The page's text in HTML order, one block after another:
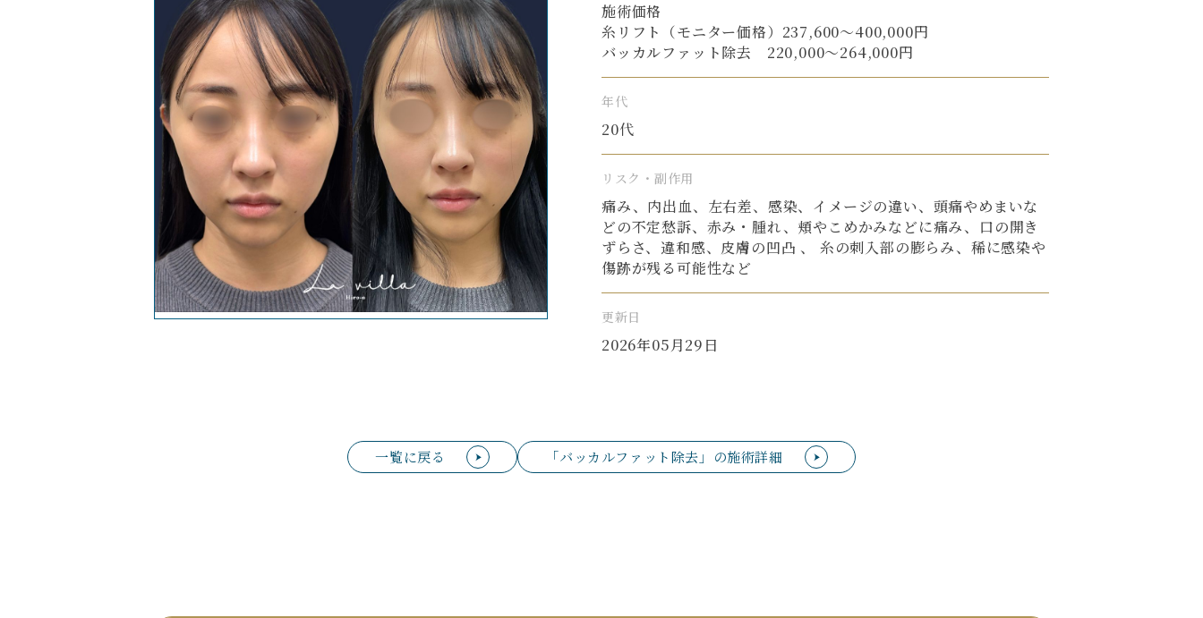
施術価格
糸リフト（モニター価格）237,600〜400,000円
バッカルファット除去 220,000〜264,000円
年代
20代
リスク・副作用
痛み、内出血、左右差、感染、イメージの違い、頭痛やめまいな
どの不定愁訴、赤み・腫れ、頬やこめかみなどに痛み、口の開き
ずらさ、違和感、皮膚の凹凸 、 糸の刺入部の膨らみ、稀に感染や
傷跡が残る可能性など
更新日
2026年05月29日
一覧に戻る 「バッカルファット除去」の施術詳細